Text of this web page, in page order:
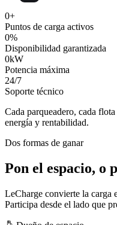
0+
Puntos de carga activos
0%
Disponibilidad garantizada
0kW
Potencia máxima
24/7
Soporte técnico
Cada parqueadero, cada
energía y rentabilidad.
Dos formas de ganar
Pon el espacio, o
LeCharge convierte la carga
Participa desde el lado que